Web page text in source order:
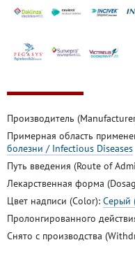
Производитель
Примерная область
болезни / Infectious Diseases
Путь введения (Route of
Лекарственная форма
Цвет надписи (Color): Серый
Пролонгированного
Снято с производства